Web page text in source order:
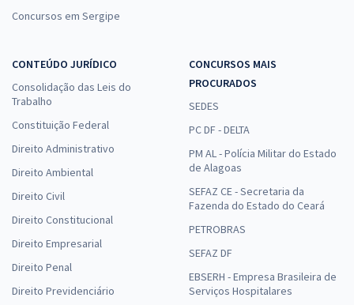
Concursos em Sergipe
CONTEÚDO JURÍDICO
Consolidação das Leis do
Trabalho
Constituição Federal
Direito Administrativo
Direito Ambiental
Direito Civil
Direito Constitucional
Direito Empresarial
Direito Penal
Direito Previdenciário
CONCURSOS MAIS
PROCURADOS
SEDES
PC DF - DELTA
PM AL - Polícia Militar do Estado
de Alagoas
SEFAZ CE - Secretaria da
Fazenda do Estado do Ceará
PETROBRAS
SEFAZ DF
EBSERH - Empresa Brasileira de
Serviços Hospitalares